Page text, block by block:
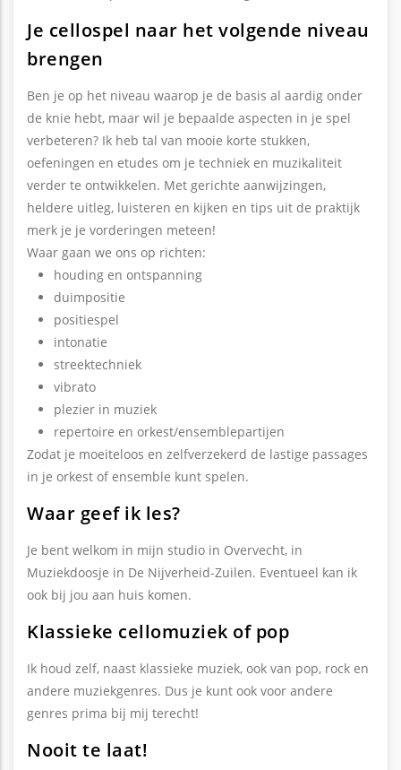
Je cellospel naar het volgende niveau
brengen
Ben je op het niveau waarop je de basis al aardig onder
de knie hebt, maar wil je bepaalde aspecten in je spel
verbeteren? Ik heb tal van mooie korte stukken,
oefeningen en etudes om je techniek en muzikaliteit
verder te ontwikkelen. Met gerichte aanwijzingen,
heldere uitleg, luisteren en kijken en tips uit de praktijk
merk je je vorderingen meteen!
Waar gaan we ons op richten:
houding en ontspanning
duimpositie
positiespel
intonatie
streektechniek
vibrato
plezier in muziek
repertoire en orkest/ensemblepartijen
Zodat je moeiteloos en zelfverzekerd de lastige passages
in je orkest of ensemble kunt spelen.
Waar geef ik les?
Je bent welkom in mijn studio in Overvecht, in
Muziekdoosje in De Nijverheid-Zuilen. Eventueel kan ik
ook bij jou aan huis komen.
Klassieke cellomuziek of pop
Ik houd zelf, naast klassieke muziek, ook van pop, rock en
andere muziekgenres. Dus je kunt ook voor andere
genres prima bij mij terecht!
Nooit te laat!